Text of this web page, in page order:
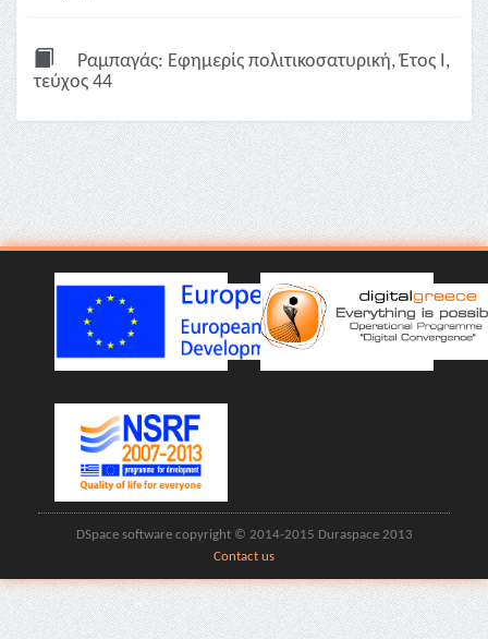
Ραμπαγάς: Εφημερίς πολιτικοσατυρική, Έτος Ι,
τεύχος 44
DSpace software copyright © 2014-2015 Duraspace 2013
Contact us